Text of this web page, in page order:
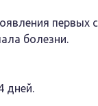
первых
болезни.
дней.